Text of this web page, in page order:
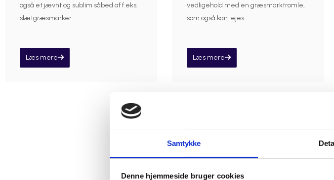
Samtykke
Denne hjemmeside bruger cookies
også et jævnt og sublim såbed af f.eks.
slætgræsmarker.
Læs mere
vedligehold med en græsmarktromle,
som også kan lejes.
Læs mere